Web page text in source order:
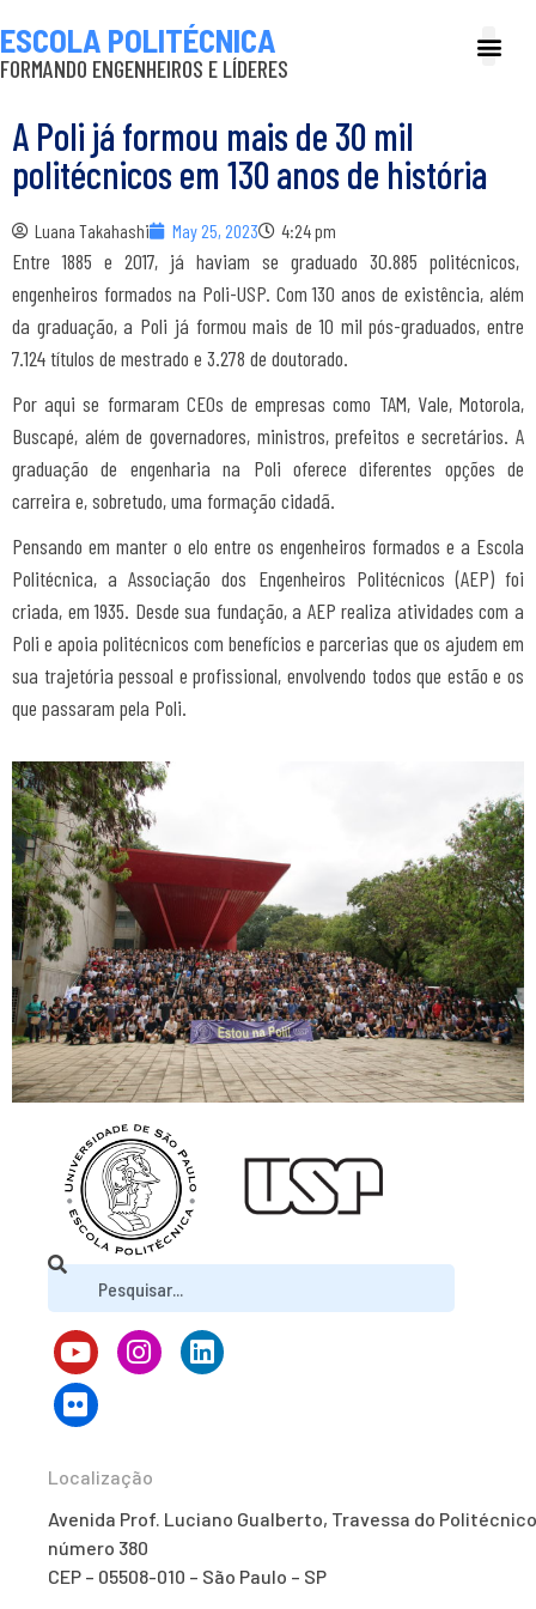
ESCOLA POLITÉCNICA
FORMANDO ENGENHEIROS E LÍDERES
A Poli já formou mais de 30 mil
politécnicos em 130 anos de história
Luana Takahashi May 25, 2023 4:24 pm
Entre 1885 e 2017, já haviam se graduado 30.885 politécnicos,
engenheiros formados na Poli-USP. Com 130 anos de existência, além
da graduação, a Poli já formou mais de 10 mil pós-graduados, entre
7.124 títulos de mestrado e 3.278 de doutorado.
Por aqui se formaram CEOs de empresas como TAM, Vale, Motorola,
Buscapé, além de governadores, ministros, prefeitos e secretários. A
graduação de engenharia na Poli oferece diferentes opções de
carreira e, sobretudo, uma formação cidadã.
Pensando em manter o elo entre os engenheiros formados e a Escola
Politécnica, a Associação dos Engenheiros Politécnicos (AEP) foi
criada, em 1935. Desde sua fundação, a AEP realiza atividades com a
Poli e apoia politécnicos com benefícios e parcerias que os ajudem em
sua trajetória pessoal e profissional, envolvendo todos que estão e os
que passaram pela Poli.
Localização
Avenida Prof. Luciano Gualberto, Travessa do
número 380
CEP – 05508-010 – São Paulo – SP